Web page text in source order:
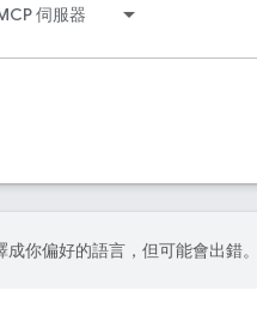
伺服器
成你偏好的語言，但可能會出錯